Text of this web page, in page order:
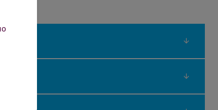
когато използвате тонерitcf cf280x